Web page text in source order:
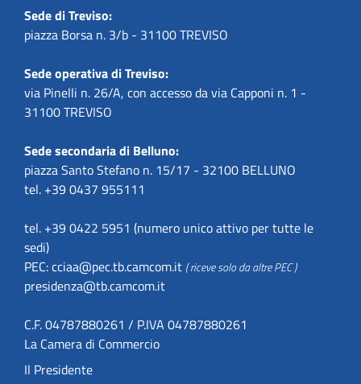
Sede di Treviso:
piazza Borsa n. 3/b - 31100 TREVISO
Sede operativa di Treviso:
via Pinelli n. 26/A, con accesso da via Capponi n. 1 -
31100 TREVISO
Sede secondaria di Belluno:
piazza Santo Stefano n. 15/17 - 32100 BELLUNO
tel. +39 0437 955111
tel. +39 0422 5951 (numero unico attivo per tutte le
sedi)
PEC:cciaa@pec.tb.camcom.it ( riceve solo da altre PEC )
presidenza@tb.camcom.it
C.F. 04787880261 / P.IVA 04787880261
La Camera di Commercio
Il Presidente